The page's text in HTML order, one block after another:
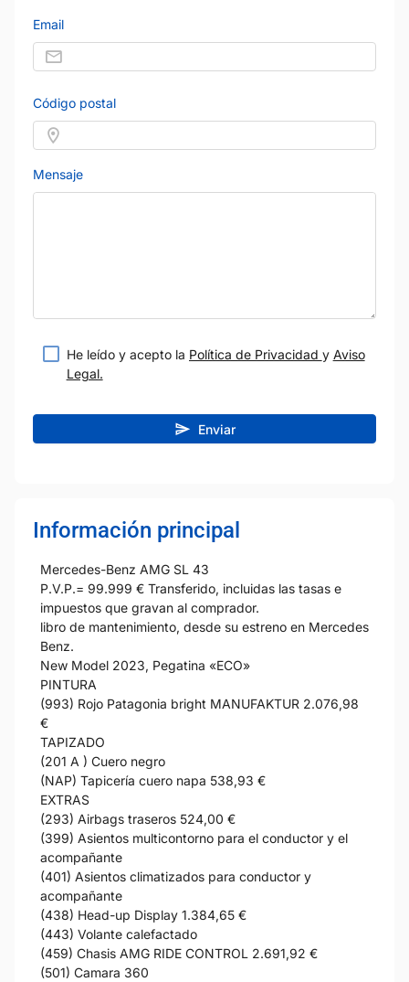
Email
Código postal
Mensaje
He leído y acepto la Política de Privacidad y Aviso
Legal.
Enviar
Información principal
Mercedes-Benz AMG SL 43
P.V.P.= 99.999 € Transferido, incluidas las tasas e
impuestos que gravan al comprador.
libro de mantenimiento, desde su estreno en Mercedes
Benz.
New Model 2023, Pegatina «ECO»
PINTURA
(993) Rojo Patagonia bright MANUFAKTUR 2.076,98
€
TAPIZADO
(201 A ) Cuero negro
(NAP) Tapicería cuero napa 538,93 €
EXTRAS
(293) Airbags traseros 524,00 €
(399) Asientos multicontorno para el conductor y el
acompañante
(401) Asientos climatizados para conductor y
acompañante
(438) Head-up Display 1.384,65 €
(443) Volante calefactado
(459) Chasis AMG RIDE CONTROL 2.691,92 €
(501) Camara 360